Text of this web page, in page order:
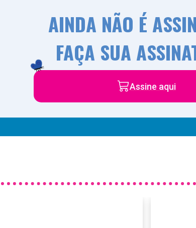
AINDA NÃO É
FAÇA SUA
Assine aqui